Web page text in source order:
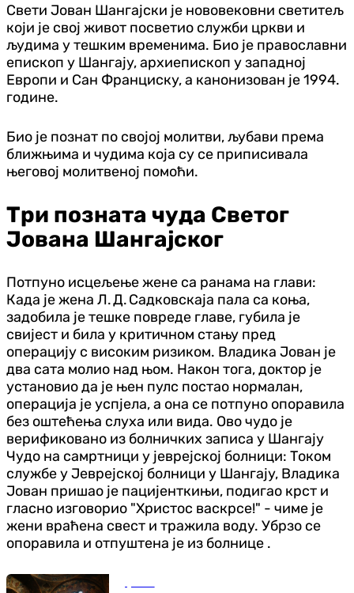
Свети Јован Шангајски је нововековни светитељ
који је свој живот посветио служби цркви и
људима у тешким временима. Био је православни
епископ у Шангају, архиепископ у западној
Европи и Сан Франциску, а канонизован је 1994.
године.
Био је познат по својој молитви, љубави према
ближњима и чудима која су се приписивала
његовој молитвеној помоћи.
Три позната чуда Светог
Јована Шангајског
Потпуно исцељење жене са ранама на глави:
Када је жена Л. Д. Садковскаја пала са коња,
задобила је тешке повреде главе, губила је
свијест и била у критичном стању пред
операцију с високим ризиком. Владика Јован је
два сата молио над њом. Након тога, доктор је
установио да је њен пулс постао нормалан,
операција је успјела, а она се потпуно опоравила
без оштећења слуха или вида. Ово чудо је
верификовано из болничких записа у Шангају
Чудо на самртници у јеврејској болници: Током
службе у Јеврејској болници у Шангају, Владика
Јован пришао је пацијенткињи, подигао крст и
гласно изговорио "Христос васкрсе!" - чиме је
жени враћена свест и тражила воду. Убрзо се
опоравила и отпуштена је из болнице .